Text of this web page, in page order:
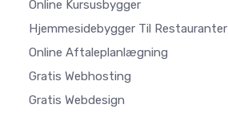
Online Kursusbygger
Hjemmesidebygger Til Restauranter
Online Aftaleplanlægning
Gratis Webhosting
Gratis Webdesign